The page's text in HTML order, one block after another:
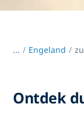
... / Engeland
Ontdek